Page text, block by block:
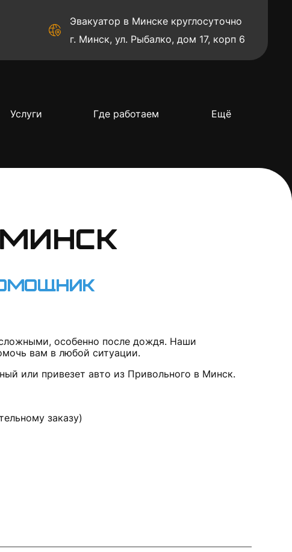
Эвакуатор в Минске круглосуточно
г. Минск, ул. Рыбалко, дом 17, корп 6
Услуги Где работаем Ещё
особенно после дождя. Наши
вам в любой ситуации.
или привезет авто из Привольного в Минск.
заказу)